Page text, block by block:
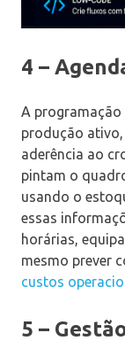
4 –
A
produção
aderência ao
pintam o
usando o
essas
horárias,
mesmo prever
custos
5 –